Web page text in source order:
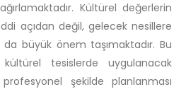
Kültürel değerlerin
açıdan değil, gelecek nesillere
da büyük önem taşımaktadır. Bu
tesislerde uygulanacak
şekilde planlanması